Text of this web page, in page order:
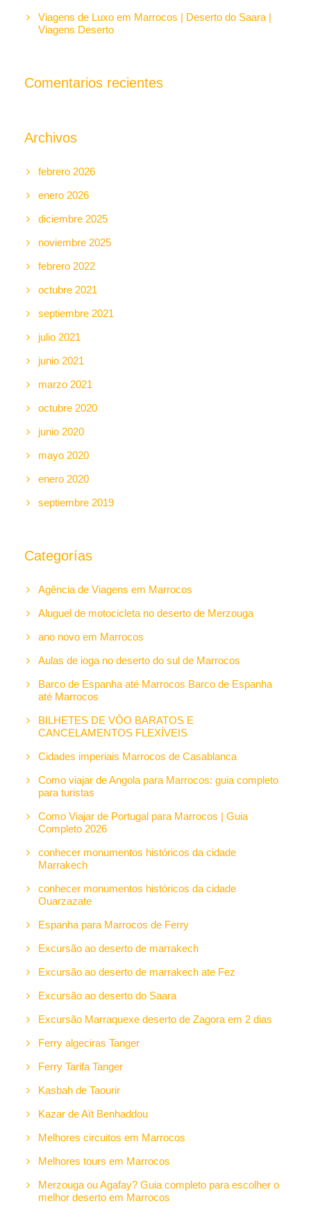
Viagens de Luxo em Marrocos | Deserto do Saara |
Viagens Deserto
Comentarios recientes
Archivos
febrero 2026
enero 2026
diciembre 2025
noviembre 2025
febrero 2022
octubre 2021
septiembre 2021
julio 2021
junio 2021
marzo 2021
octubre 2020
junio 2020
mayo 2020
enero 2020
septiembre 2019
Categorías
Agência de Viagens em Marrocos
Aluguel de motocicleta no deserto de Merzouga
ano novo em Marrocos
Aulas de ioga no deserto do sul de Marrocos
Barco de Espanha até Marrocos Barco de Espanha
até Marrocos
BILHETES DE VÔO BARATOS E
CANCELAMENTOS FLEXÍVEIS
Cidades imperiais Marrocos de Casablanca
Como viajar de Angola para Marrocos: guia completo
para turistas
Como Viajar de Portugal para Marrocos | Guia
Completo 2026
conhecer monumentos históricos da cidade
Marrakech
conhecer monumentos históricos da cidade
Ouarzazate
Espanha para Marrocos de Ferry
Excursão ao deserto de marrakech
Excursão ao deserto de marrakech ate Fez
Excursão ao deserto do Saara
Excursão Marraquexe deserto de Zagora em 2 dias
Ferry algeciras Tanger
Ferry Tarifa Tanger
Kasbah de Taourir
Kazar de Aït Benhaddou
Melhores circuitos em Marrocos
Melhores tours em Marrocos
Merzouga ou Agafay? Guia completo para escolher o
melhor deserto em Marrocos